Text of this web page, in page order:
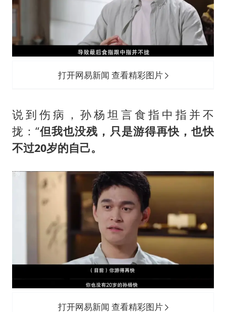
打开网易新闻 查看精彩图片
说到伤病，孙杨坦言食指中指并不
拢：“但我也没残，只是游得再快，也快
不过20岁的自己。
打开网易新闻 查看精彩图片